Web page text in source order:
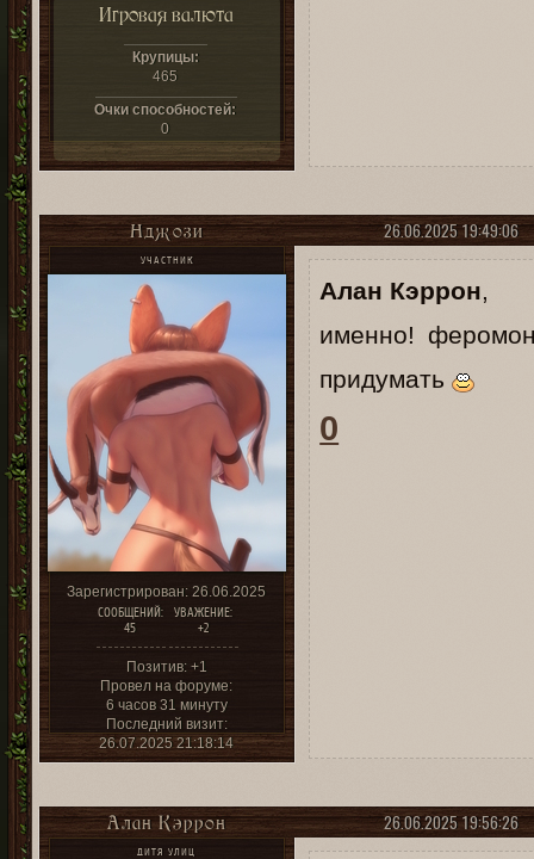
Игровая валюта
Крупицы:
465
Очки способностей:
0
26.06.2025 19:49:06
Нджози
УЧАСТНИК
Зарегистрирован: 26.06.2025
СООБЩЕНИЙ:
45
УВАЖЕНИЕ:
+2
Позитив: +1
Провел на форуме:
6 часов 31 минуту
Последний визит:
26.07.2025 21:18:14
Алан Кэррон,
именно!
придумать
0
26.06.2025 19:56:26
Алан Кэррон
ДИТЯ УЛИЦ